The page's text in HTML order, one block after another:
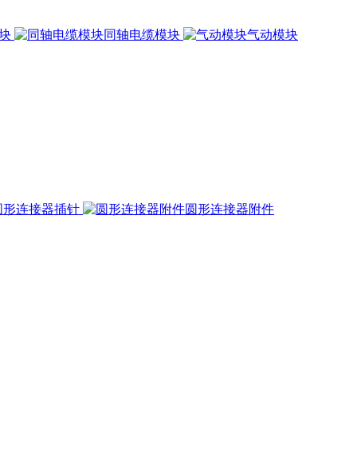
同轴电缆模块
气动模块
形连接器插针 圆形连接器附件